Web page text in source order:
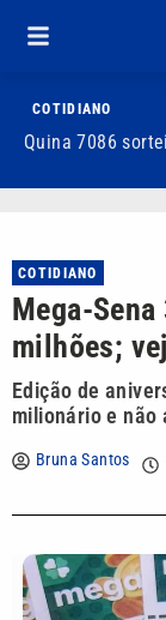
COTIDIANO
Quina 7086
COTIDIANO
Mega-
milhões;
Edição de
milionário e não
Bruna Santos